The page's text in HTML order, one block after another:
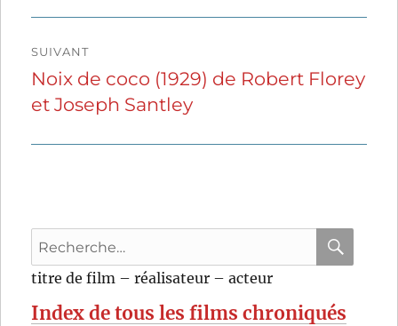
SUIVANT
Publication
suivante :
Noix de coco (1929) de Robert Florey
et Joseph Santley
Recherche
pour
:
titre de film – réalisateur – acteur
Index de tous les films chroniqués